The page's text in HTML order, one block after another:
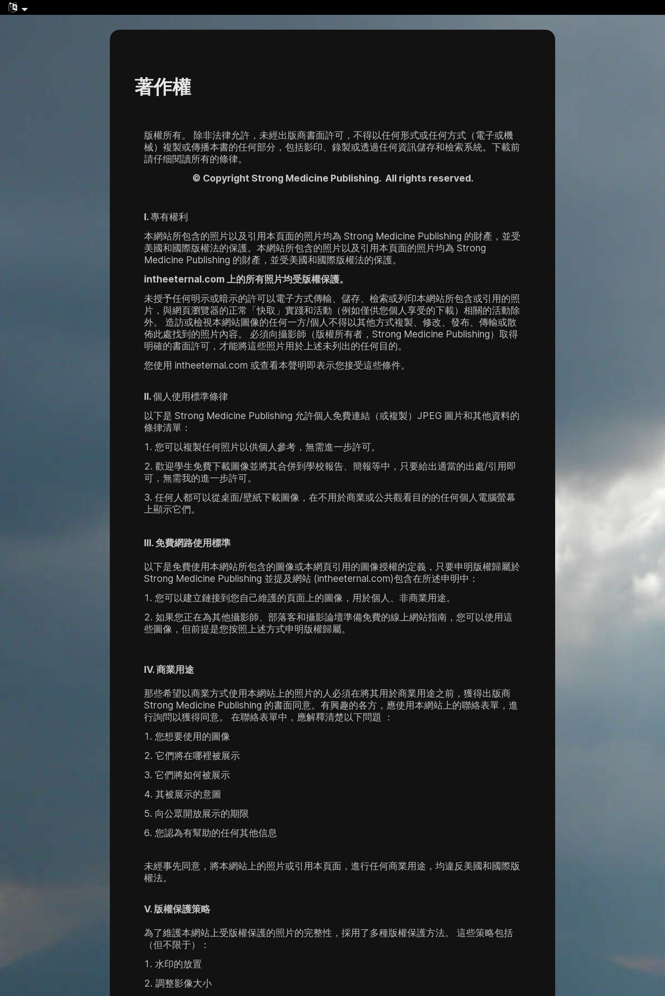
著作權
版權所有。 除非法律允許，未經出版商書面許可，不得以任何形式或任何方式（電子或機
械）複製或傳播本書的任何部分，包括影印、錄製或透過任何資訊儲存和檢索系統。下載前
請仔细閱讀所有的條律。
© Copyright Strong Medicine Publishing.  All rights reserved.
I. 專有權利
本網站所包含的照片以及引用本頁面的照片均為 Strong Medicine Publishing 的財產，並受
美國和國際版權法的保護。本網站所包含的照片以及引用本頁面的照片均為 Strong
Medicine Publishing 的財產，並受美國和國際版權法的保護。
intheeternal.com 上的所有照片均受版權保護。
未授予任何明示或暗示的許可以電子方式傳輸、儲存、檢索或列印本網站所包含或引用的照
片，與網頁瀏覽器的正常「快取」實踐和活動（例如僅供您個人享受的下載）相關的活動除
外。
造訪或檢視本網站圖像的任何一方/個人不得以其他方式複製、修改、發布、傳輸或散
佈此處找到的照片內容。
必須向攝影師（版權所有者，Strong Medicine Publishing）取得
明確的書面許可，才能將這些照片用於上述未列出的任何目的。
您使用 intheeternal.com 或查看本聲明即表示您接受這些條件。
II. 個人使用標準條律
以下是 Strong Medicine Publishing 允許個人免費連結（或複製）JPEG 圖片和其他資料的
條律清單：
您可以複製任何照片以供個人參考，無需進一步許可。
歡迎學生免費下載圖像並將其合併到學校報告、簡報等中，只要給出適當的出處/引用即
可，無需我的進一步許可。
任何人都可以從桌面/壁紙下載圖像，在不用於商業或公共觀看目的的任何個人電腦螢幕
上顯示它們。
III. 免費網路使用標準
以下是免費使用本網站所包含的圖像或本網頁引用的圖像授權的定義，只要申明版權歸屬於
Strong Medicine Publishing 並提及網站 (intheeternal.com)包含在所述申明中：
您可以建立鏈接到您自己維護的頁面上的圖像，用於個人、非商業用途。
如果您正在為其他攝影師、部落客和攝影論壇準備免費的線上網站指南，您可以使用這
些圖像，但前提是您按照上述方式申明版權歸屬。
IV.商業用途
那些希望以商業方式使用本網站上的照片的人必須在將其用於商業用途之前，獲得出版商
Strong Medicine Publishing 的書面同意。有興趣的各方，應使用本網站上的聯絡表單，進
行詢問以獲得同意。
在聯絡表單中，應解釋清楚以下問題 ：
您想要使用的圖像
它們將在哪裡被展示
它們將如何被展示
其被展示的意圖
向公眾開放展示的期限
您認為有幫助的任何其他信息
未經事先同意，將本網站上的照片或引用本頁面，進行任何商業用途，均違反美國和國際版
權法。
V. 版權保護策略
為了維護本網站上受版權保護的照片的完整性，採用了多種版權保護方法。
這些策略包括
（但不限于）：
水印的放置
調整影像大小